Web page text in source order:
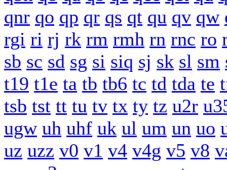
qnr qo qp qr qs qt qu qv qw
rgi ri rj rk rm rmh rn rnc ro
sb sc sd sg si siq sj sk sl sm
t19 t1e ta tb tb6 tc td tda te
tsb tst tt tu tv tx ty tz u2r
ugw uh uhf uk ul um un uo
uz uzz v0 v1 v4 v4g v5 v8